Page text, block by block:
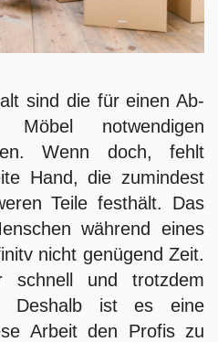
sind die für einen Ab-
notwendigen
Wenn doch, fehlt
Hand, die zumindest
Teile festhält. Das
während eines
nicht genügend Zeit.
schnell und trotzdem
Deshalb ist es eine
Arbeit den Profis zu